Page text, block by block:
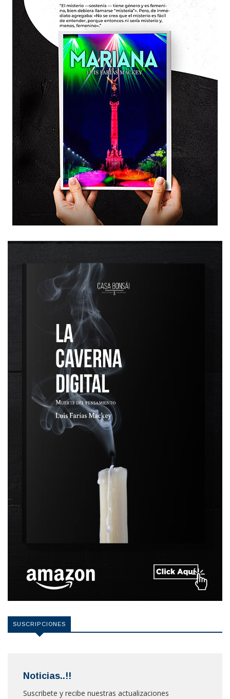
SUSCRIPCIONES
Noticias..!!
Suscribete y recibe nuestras actualizaciones